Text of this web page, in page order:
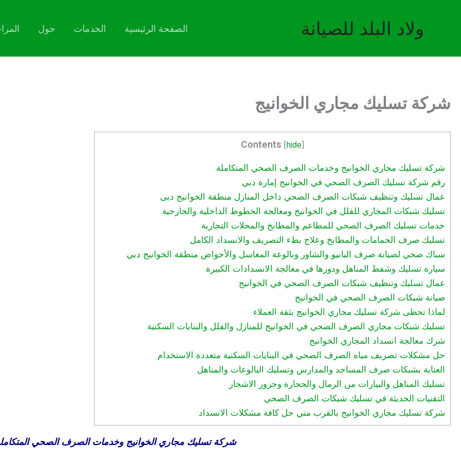
ولاد البلد للصيانة الصفحة الرئيسية الخدمات حول
شركة تسليك مجاري الخوانيج
Contents [hide]
شركة تسليك مجاري الخوانيج وخدمات الصرف الصحي المتكاملة
رقم شركة تسليك الصرف الصحي في الخوانيج إمارة دبي
عمال تسليك وتنظيف شبكات الصرف الصحي داخل المنازل منطقة الخوانيج دبى
تسليك شبكات المجاري للفلل في الخوانيج ومعالجة الخطوط الداخلية والخارجية
خدمات تسليك الصرف الصحي للمطاعم والمطابخ والمحلات التجارية
تسليك صرف الحمامات والمطابخ وعلاج بطء التصريف والانسداد الكامل
سباك صحي لصيانة صرف البانيو والشاور وبالوعة المغاسل والأحواض منطقة الخوانيج دبي
سيارة تسليك وشفط المناهل ودورها في معالجة الانسدادات الكبيرة
عمال تسليك وتنظيف شبكات الصرف الصحي في الخوانيج
صيانة شبكات الصرف الصحي في الخوانيج
لماذا تحظى شركة تسليك مجاري الخوانيج بثقة العملاء
تسليك شبكات مجاري الصرف الصحي في الخوانيج للمنازل والفلل والبنايات السكنية
شرك معالجة انسداد المجاري الخوانيج
حل مشكلات تصريف مياه الصرف الصحي في البنايات السكنية متعددة الاستخدام
العناية بشبكات صرف المساجد والمدارس وتسليك البالوعات والمناهل
تسليك المناهل والبيارات من الرمال والحجارة وجزور الاشجار
التقنيات الحديثة في تسليك شبكات الصرف الصحي
شركة تسليك مجاري الخوانيج بالقرب مني حل كافة مشكلات الانسداد
شركة تسليك مجاري الخوانيج وخدمات الصرف الصحي